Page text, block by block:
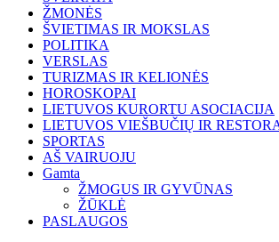
ŽMONĖS
ŠVIETIMAS IR MOKSLAS
POLITIKA
VERSLAS
TURIZMAS IR KELIONĖS
HOROSKOPAI
LIETUVOS KURORTU ASOCIACIJA
LIETUVOS VIEŠBUČIŲ IR
SPORTAS
AŠ VAIRUOJU
Gamta
ŽMOGUS IR GYVŪNAS
ŽŪKLĖ
PASLAUGOS